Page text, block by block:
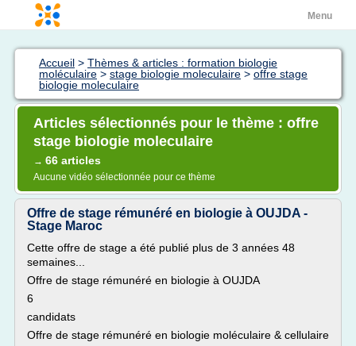
Menu
Accueil > Thèmes & articles : formation biologie
moléculaire > stage biologie moleculaire > offre stage
biologie moleculaire
Articles sélectionnés pour le thème : offre
stage biologie moleculaire
→ 66 articles
Aucune vidéo sélectionnée pour ce thème
Offre de stage rémunéré en biologie à OUJDA -
Stage Maroc
Cette offre de stage a été publié plus de 3 années 48
semaines...
Offre de stage rémunéré en biologie à OUJDA
6
candidats
Offre de stage rémunéré en biologie moléculaire & cellulaire